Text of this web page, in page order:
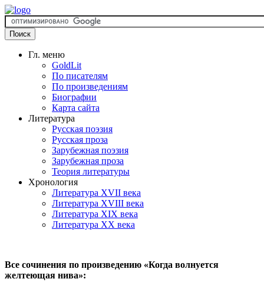
Гл. меню
GoldLit
По писателям
По произведениям
Биографии
Карта сайта
Литература
Русская поэзия
Русская проза
Зарубежная поэзия
Зарубежная проза
Теория литературы
Хронология
Литература XVII века
Литература XVIII века
Литература XIX века
Литература XX века
Все сочинения по произведению «Когда волнуется
желтеющая нива»: